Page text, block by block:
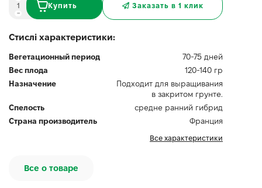
Купить Заказать в 1 клик
Стислі характеристики:
Вегетационный период
70-75 дней
Вес плода
120-140 гр
Назначение
Подходит для выращивания
в закритом грунте.
Спелость
средне ранний гибрид
Страна производитель
Франция
Все характеристики
Все о товаре